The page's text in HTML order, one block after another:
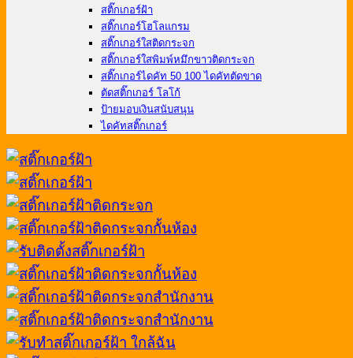
สติ๊กเกอร์ฝ้า
สติ๊กเกอร์โฮโลแกรม
สติ๊กเกอร์ใสติดกระจก
สติ๊กเกอร์ใสพิมพ์หมึกขาวติดกระจก
สติ๊กเกอร์ไดคัท 50 100 ไดคัทตัดขาด
ตัดสติ๊กเกอร์ โลโก้
ป้ายมอบเงินสนับสนุน
ไดคัทสติ๊กเกอร์